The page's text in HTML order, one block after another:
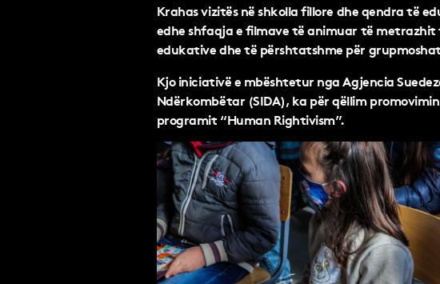
Krahas vizitës në shkolla fillore dhe qendra të
edhe shfaqja e filmave të animuar të
edukative dhe të përshtatshme për
Kjo iniciativë e mbështetur nga Agjencia
Ndërkombëtar (SIDA), ka për qëllim
programit “Human Rightivism”.